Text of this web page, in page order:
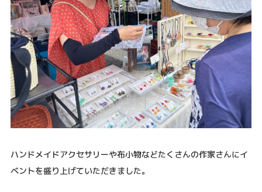
ハンドメイドアクセサリーや布小物などたくさんの作家さんにイ
ベントを盛り上げていただきました。